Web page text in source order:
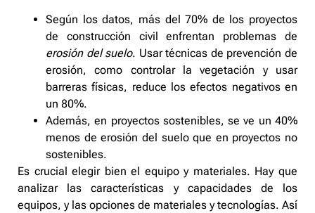
Según los datos, más del 70% de los proyectos
de construcción civil enfrentan problemas de
erosión del suelo. Usar técnicas de prevención de
erosión, como controlar la vegetación y usar
barreras físicas, reduce los efectos negativos en
un 80%.
Además, en proyectos sostenibles, se ve un 40%
menos de erosión del suelo que en proyectos no
sostenibles.
Es crucial elegir bien el equipo y materiales. Hay que
analizar las características y capacidades de los
equipos, y las opciones de materiales y tecnologías. Así